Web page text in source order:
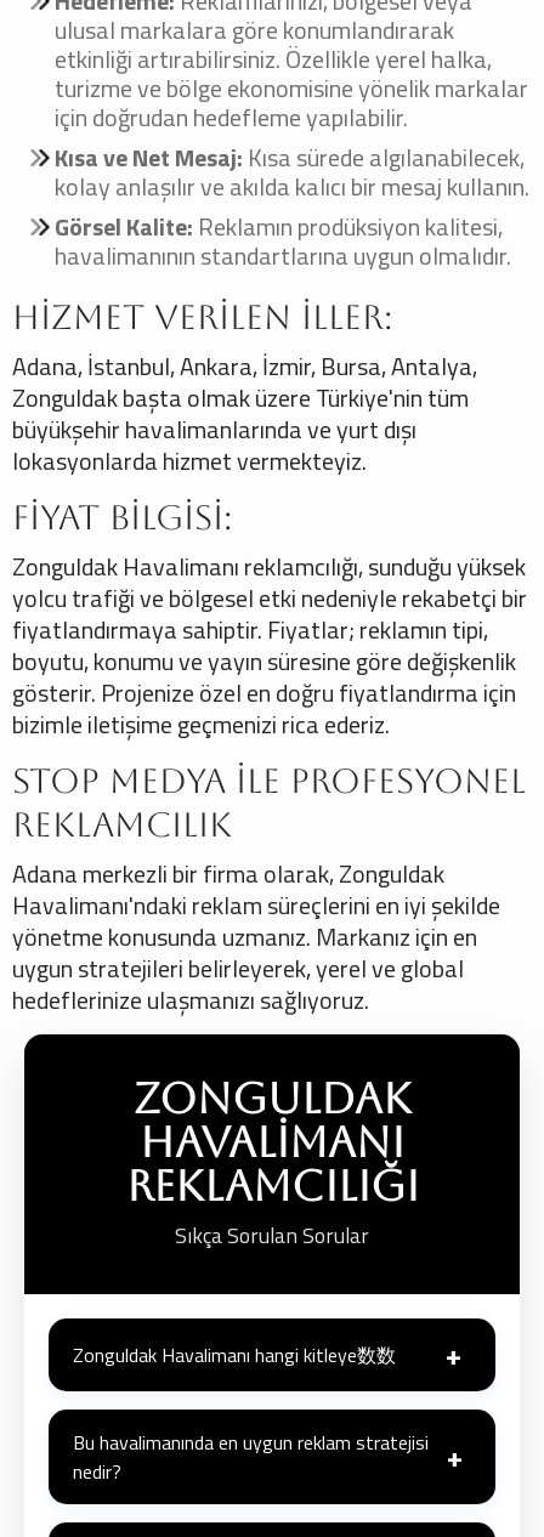
ulusal markalara göre konumlandırarak
etkinliği artırabilirsiniz. Özellikle yerel halka,
turizme ve bölge ekonomisine yönelik markalar
için doğrudan hedefleme yapılabilir.
Kısa ve Net Mesaj: Kısa sürede algılanabilecek,
kolay anlaşılır ve akılda kalıcı bir mesaj kullanın.
Görsel Kalite: Reklamın prodüksiyon kalitesi,
havalimanının standartlarına uygun olmalıdır.
Hizmet Verilen İller:
Adana, İstanbul, Ankara, İzmir, Bursa, Antalya,
Zonguldak başta olmak üzere Türkiye'nin tüm
büyükşehir havalimanlarında ve yurt dışı
lokasyonlarda hizmet vermekteyiz.
Fiyat Bilgisi:
Zonguldak Havalimanı reklamcılığı, sunduğu yüksek
yolcu trafiği ve bölgesel etki nedeniyle rekabetçi bir
fiyatlandırmaya sahiptir. Fiyatlar; reklamın tipi,
boyutu, konumu ve yayın süresine göre değişkenlik
gösterir. Projenize özel en doğru fiyatlandırma için
bizimle iletişime geçmenizi rica ederiz.
Stop Medya ile Profesyonel
Reklamcılık
Adana merkezli bir firma olarak, Zonguldak
Havalimanı'ndaki reklam süreçlerini en iyi şekilde
yönetme konusunda uzmanız. Markanız için en
uygun stratejileri belirleyerek, yerel ve global
hedeflerinize ulaşmanızı sağlıyoruz.
Zonguldak
Havalimanı
Reklamcılığı
Sıkça Sorulan Sorular
Zonguldak Havalimanı hangi kitleye数数 +
Hemyerel halka ve iş dünyasınahem dekültürel ve
doğal güzellikleri keşfetmek isteyen yerli ve
yabancı turistlere
hitap eder. Bu çeşitlilik, reklam
potansiyelini artırır.
Bu havalimanında en uygun reklam stratejisi
nedir?
+
Hemmarka bilinirliğihem dedoğrudan satışa